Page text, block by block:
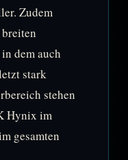
Zudem
dem auch
stark
stehen
Hynix im
gesamten